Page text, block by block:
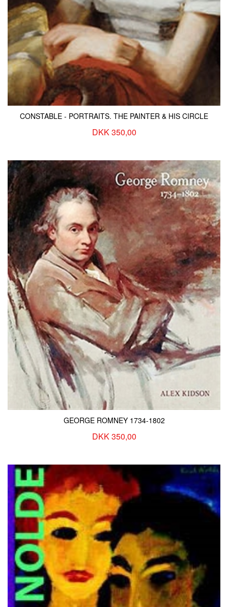
CONSTABLE - PORTRAITS. THE PAINTER & HIS CIRCLE
DKK 350,00
GEORGE ROMNEY 1734-1802
DKK 350,00